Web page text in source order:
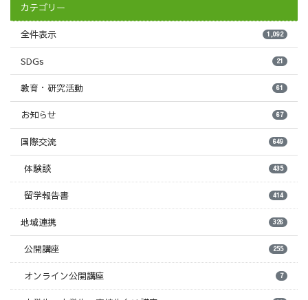
カテゴリー
全件表示 1,092
SDGs 21
教育・研究活動 61
お知らせ 67
国際交流 649
体験談 435
留学報告書 414
地域連携 326
公開講座 255
オンライン公開講座 7